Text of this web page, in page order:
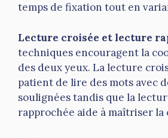
temps de fixation tout en
Lecture croisée et lecture
techniques encouragent la
des deux yeux. La lecture
patient de lire des mots avec
soulignées tandis que la
rapprochée aide à maîtriser la